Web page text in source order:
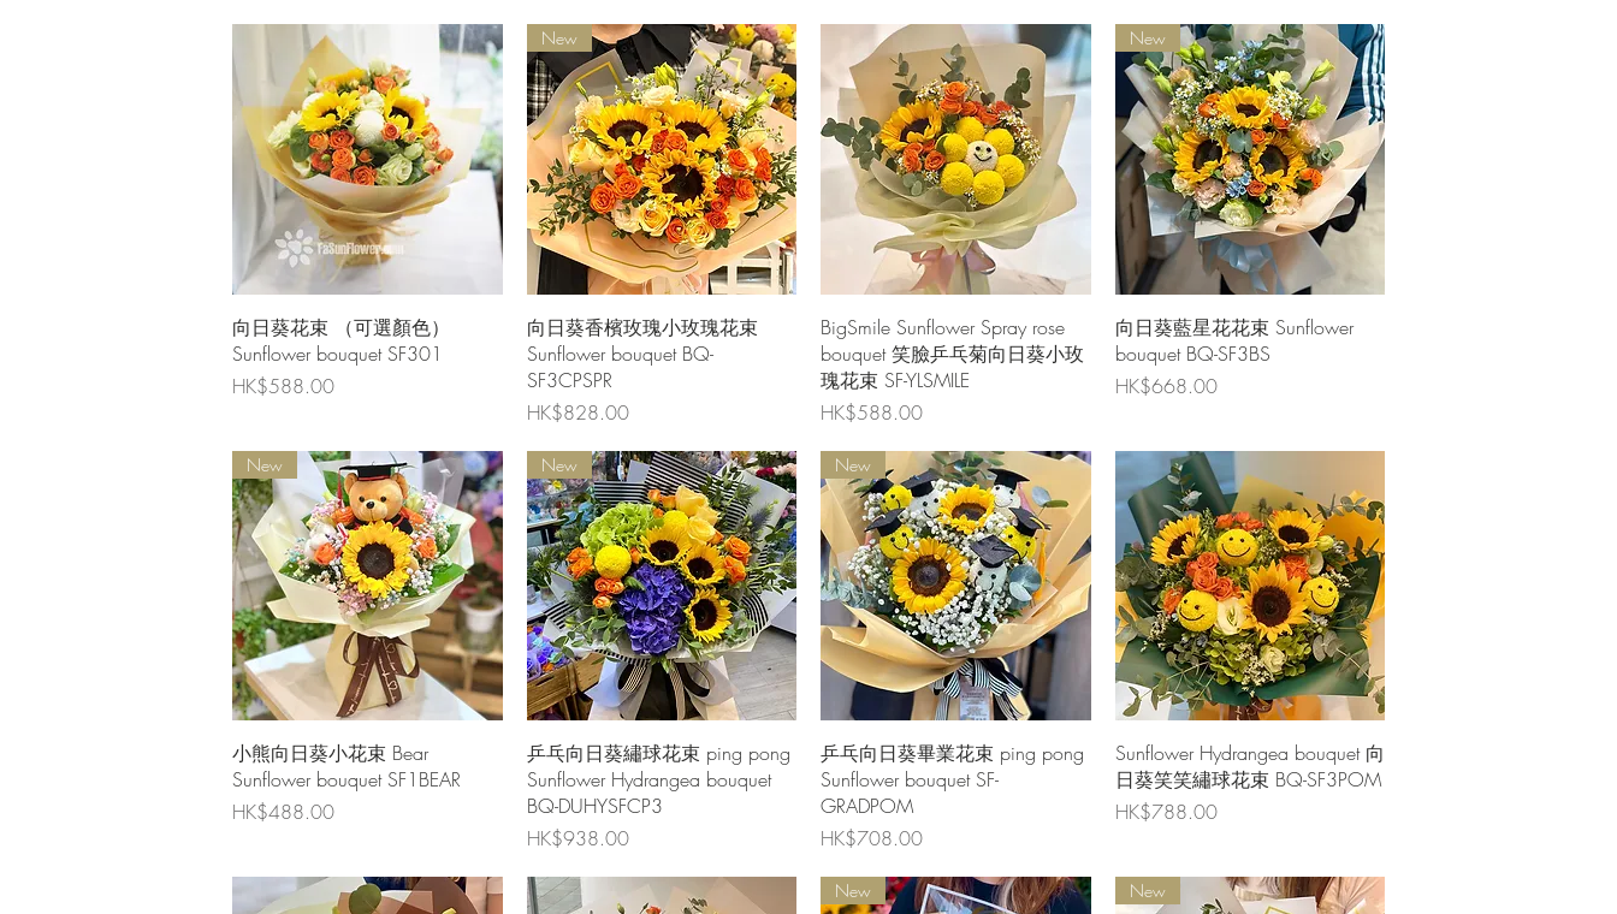
快速瀏覽
向日葵花束 （可選顏色）
Sunflower bouquet SF301
價格
HK$588.00
快速瀏覽
New
向日葵香檳玫瑰小玫瑰花束
Sunflower bouquet BQ-
SF3CPSPR
價格
HK$828.00
快速瀏覽
BigSmile Sunflower Spray rose
bouquet 笑臉乒乓菊向日葵小玫
瑰花束 SF-YLSMILE
價格
HK$588.00
快速瀏覽
New
向日葵藍星花花束 Sunflower
bouquet BQ-SF3BS
價格
HK$668.00
快速瀏覽
New
小熊向日葵小花束 Bear
Sunflower bouquet SF1BEAR
價格
HK$488.00
快速瀏覽
New
乒乓向日葵繡球花束 ping pong
Sunflower Hydrangea bouquet
BQ-DUHYSFCP3
價格
HK$938.00
快速瀏覽
New
乒乓向日葵畢業花束 ping pong
Sunflower bouquet SF-
GRADPOM
價格
HK$708.00
快速瀏覽
Sunflower Hydrangea bouquet 向
日葵笑笑繡球花束 BQ-SF3POM
價格
HK$788.00
New New